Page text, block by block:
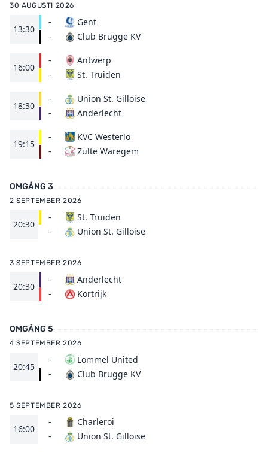
30 AUGUSTI 2026
13:30
-
-
Gent
Club Brugge KV
16:00
-
-
Antwerp
St. Truiden
18:30
-
-
Union St. Gilloise
Anderlecht
19:15
-
-
KVC Westerlo
Zulte Waregem
OMGÅNG 3
2 SEPTEMBER 2026
20:30
-
-
St. Truiden
Union St. Gilloise
3 SEPTEMBER 2026
20:30
-
-
Anderlecht
Kortrijk
OMGÅNG 5
4 SEPTEMBER 2026
20:45
-
-
Lommel United
Club Brugge KV
5 SEPTEMBER 2026
16:00
-
-
Charleroi
Union St. Gilloise